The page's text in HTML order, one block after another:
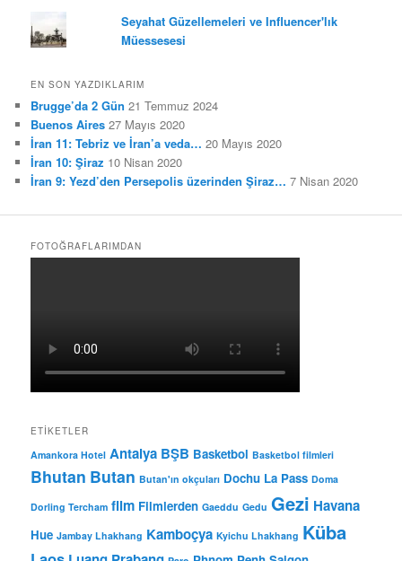
Seyahat Güzellemeleri ve Influencer'lık
Müessesesi
EN SON YAZDIKLARIM
Brugge’da 2 Gün 21 Temmuz 2024
Buenos Aires 27 Mayıs 2020
İran 11: Tebriz ve İran’a veda… 20 Mayıs 2020
İran 10: Şiraz 10 Nisan 2020
İran 9: Yezd’den Persepolis üzerinden Şiraz… 7 Nisan 2020
FOTOĞRAFLARIMDAN
ETIKETLER
Amankora Hotel Antalya BŞB Basketbol Basketbol filmleri
Bhutan Butan Butan'ın okçuları Dochu La Pass Doma
Dorling Tercham film Filmlerden Gaeddu Gedu Gezi Havana
Hue Jambay Lhakhang Kamboçya Kyichu Lhakhang Küba